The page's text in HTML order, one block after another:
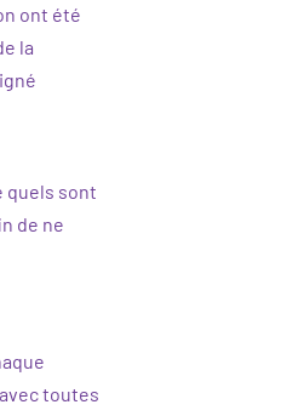
ont été
la
quels sont
de ne
toutes